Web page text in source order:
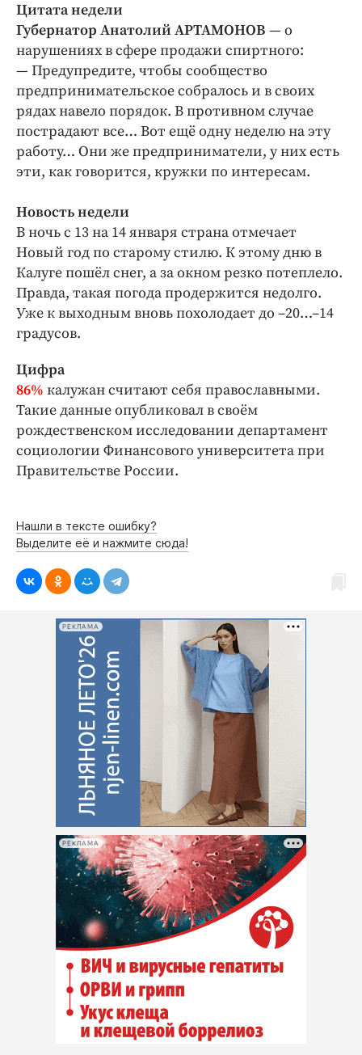
Бренд года
Работодатель года
Цитата недели
Губернатор Анатолий АРТАМОНОВ — о
нарушениях в сфере продажи спиртного:
— Предупредите, чтобы сообщество
предпринимательское собралось и в своих
рядах навело порядок. В противном случае
пострадают все… Вот ещё одну неделю на эту
работу… Они же предприниматели, у них есть
эти, как говорится, кружки по интересам.
Новость недели
В ночь с 13 на 14 января страна отмечает
Новый год по старому стилю. К этому дню в
Калуге пошёл снег, а за окном резко потеплело.
Правда, такая погода продержится недолго.
Уже к выходным вновь похолодает до –20…–14
градусов.
Цифра
86% калужан считают себя православными.
Такие данные опубликовал в своём
рождественском исследовании департамент
социо­логии Финансового университета при
Правительстве России.
Нашли в тексте ошибку?
Выделите её и нажмите сюда!
РЕКЛАМА
РЕКЛАМА